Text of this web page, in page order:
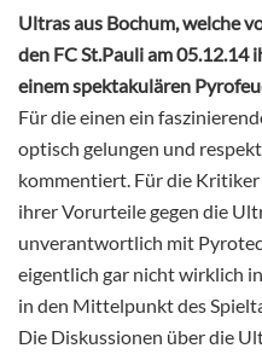
Ultras aus Bochum, welche
den FC St.Pauli am
einem spektakulären
Für die einen ein
optisch gelungen und
kommentiert. Für die
ihrer Vorurteile gegen die
unverantwortlich mit
eigentlich gar nicht wirklich
in den Mittelpunkt des
Die Diskussionen über die